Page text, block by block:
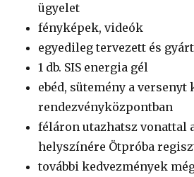
ügyelet
fényképek, videók
egyedileg tervezett és
1 db. SIS energia gél
ebéd, sütemény a versenyt
rendezvényközpontban
féláron utazhatsz vonattal
helyszínére Ötpróba
további kedvezmények